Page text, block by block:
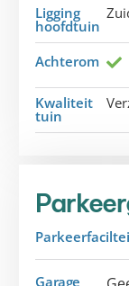
Ligging
hoofdtuin
Achterom
Kwaliteit
tuin
Garage